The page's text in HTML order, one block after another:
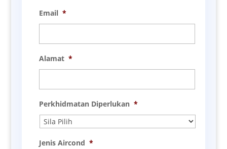
Email *
Alamat *
Perkhidmatan Diperlukan *
Jenis Aircond *